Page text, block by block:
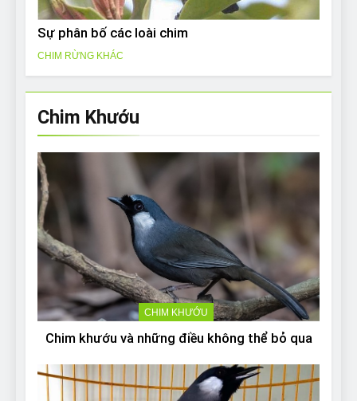
Sự phân bố các loài chim
CHIM RỪNG KHÁC
Chim Khướu
CHIM KHƯỚU
Chim khướu và những điều không thể bỏ qua